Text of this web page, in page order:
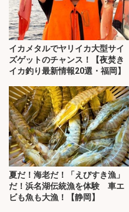
イカメタルでヤリイカ大型サイ
ズゲットのチャンス！【夜焚き
イカ釣り最新情報20選・福岡】
夏だ！海老だ！「えびすき漁」
だ！浜名湖伝統漁を体験 車エ
ビも魚も大漁！【静岡】